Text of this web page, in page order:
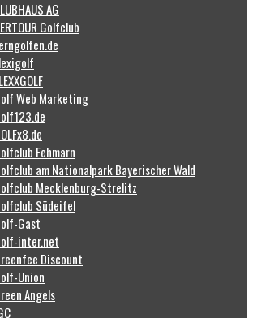
AG
Golfclub
Web Marketing
Fehmarn
am Nationalpark Bayerischer Wald
Mecklenburg-Strelitz
Südeifel
Gast
inter.net
Discount
Union
Angels